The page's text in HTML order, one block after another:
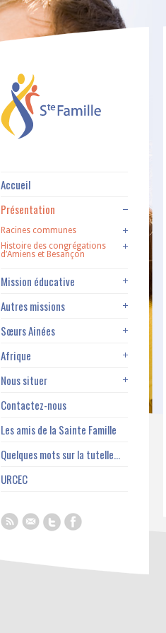
Accueil
Présentation
Racines communes
Histoire des congrégations
d’Amiens et Besançon
Mission éducative
Autres missions
Sœurs Ainées
Afrique
Nous situer
Contactez-nous
Les amis de la Sainte Famille
Quelques mots sur la tutelle…
URCEC